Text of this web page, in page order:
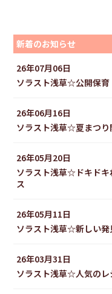
新着のお知らせ
26年07月06日
ソラスト浅草☆公開保育
26年06月16日
ソラスト浅草☆夏まつ
26年05月20日
ソラスト浅草☆ドキド
ス
26年05月11日
ソラスト浅草☆新しい発
26年03月31日
ソラスト浅草☆人気の